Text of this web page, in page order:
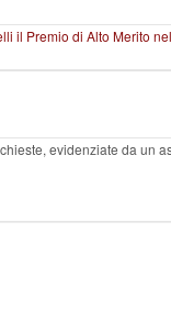
il Premio di Alto Merito
evidenziate da un